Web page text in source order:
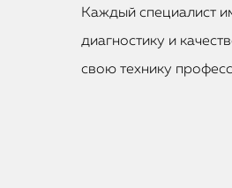
Каждый специалист
диагностику и
свою технику